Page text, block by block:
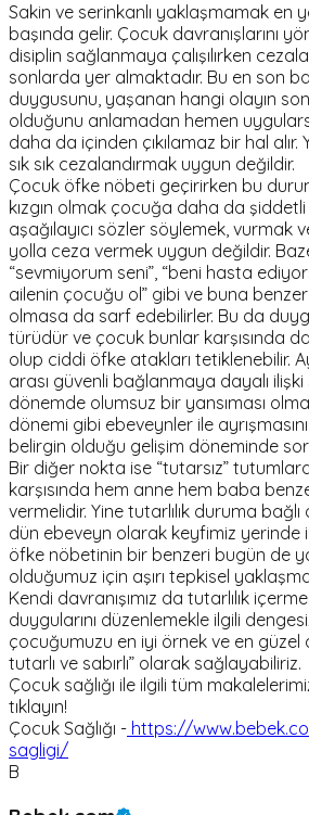
Sakin ve serinkanlı yaklaşmamak en
başında gelir. Çocuk davranışlarını
disiplin sağlanmaya çalışılırken
sonlarda yer almaktadır. Bu en son
duygusunu, yaşanan hangi olayın
olduğunu anlamadan hemen
daha da içinden çıkılamaz bir hal alır.
sık sık cezalandırmak uygun değildir.
Çocuk öfke nöbeti geçirirken bu
kızgın olmak çocuğa daha da
aşağılayıcı sözler söylemek, vurmak
yolla ceza vermek uygun değildir.
“sevmiyorum seni”, “beni hasta
ailenin çocuğu ol” gibi ve buna
olmasa da sarf edebilirler. Bu da
türüdür ve çocuk bunlar karşısında
olup ciddi öfke atakları tetiklenebilir.
arası güvenli bağlanmaya dayalı ilişki
dönemde olumsuz bir yansıması
dönemi gibi ebeveynler ile
belirgin olduğu gelişim döneminde
Bir diğer nokta ise “tutarsız”
karşısında hem anne hem baba
vermelidir. Yine tutarlılık duruma bağlı
dün ebeveyn olarak keyfimiz yerinde
öfke nöbetinin bir benzeri bugün de
olduğumuz için aşırı tepkisel
Kendi davranışımız da tutarlılık
duygularını düzenlemekle ilgili
çocuğumuzu en iyi örnek ve en
tutarlı ve sabırlı” olarak sağlayabiliriz.
Çocuk sağlığı ile ilgili tüm
tıklayın!
Çocuk Sağlığı - https://
sagligi/
B